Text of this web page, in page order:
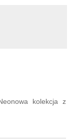
kolekcja z